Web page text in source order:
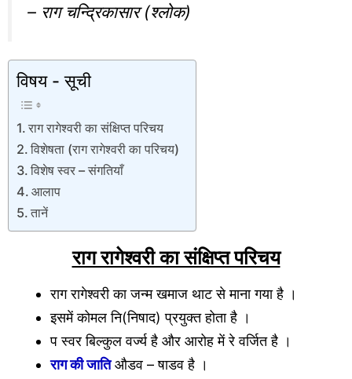
– राग चन्द्रिकासार (श्लोक)
विषय - सूची
राग रागेश्वरी का संक्षिप्त परिचय
विशेषता (राग रागेश्वरी का परिचय)
विशेष स्वर – संगतियाँ
आलाप
तानें
राग रागेश्वरी का संक्षिप्त परिचय
राग रागेश्वरी का जन्म खमाज थाट से माना गया है ।
इसमें कोमल नि(निषाद) प्रयुक्त होता है ।
प स्वर बिल्कुल वर्ज्य है और आरोह में रे वर्जित है ।
राग की जातिऔडव – षाडव है ।